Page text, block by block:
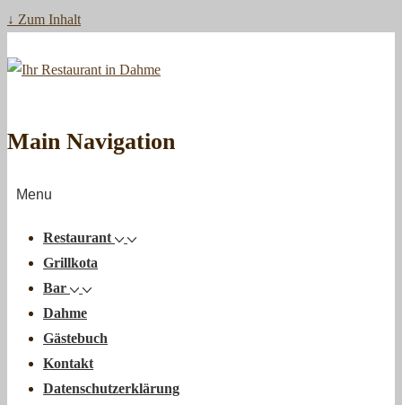
↓ Zum Inhalt
Main Navigation
Menu
Restaurant
Grillkota
Bar
Dahme
Gästebuch
Kontakt
Datenschutzerklärung